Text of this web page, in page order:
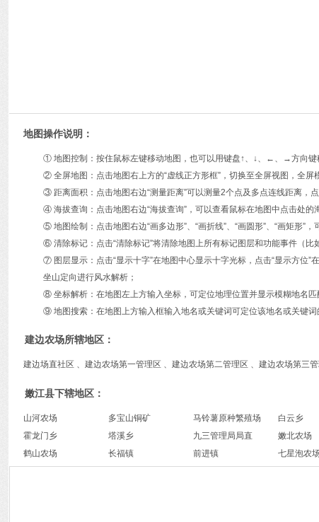
地图操作说明：
① 地图控制：按住鼠标左键移动地图，也可以用键盘↑、↓、←、→方向键
② 全屏地图：点击地图右上方的“虚线正方形框”，切换至全屏视图，全
③ 距离面积：点击地图右边“测量距离”可以测量2个点及多点连线距离，
④ 海拔查询：点击地图右边“海拔查询”，可以查看鼠标在地图中点击处
⑤ 地图绘制：点击地图右边“画多边形”、“画折线”、“画圆形”、“画矩形”
⑥ 清除标记：点击“清除标记”将清除地图上所有标记图层和功能事件（比
⑦ 图层显示：点击“显示十字”在地图中心显示十字光标，点击“显示方位
坐山定向进行风水解析；
⑧ 坐标解析：在地图左上方输入坐标，可定位地理位置并显示模糊地名匹
⑨ 地图搜索：在地图上方输入框输入地名或关键词可定位该地名或关键
建边农场所辖地区：
建边场直社区 、建边农场第一管理区 、建边农场第二管理区 、建边农场第三
嫩江县下辖地区：
山河农场 多宝山铜矿 马铃薯原种繁殖场 白云乡
霍龙门乡
塔溪乡 九三管理局局直 嫩北农场
鹤山农场
长福镇 前进镇 七星泡农场